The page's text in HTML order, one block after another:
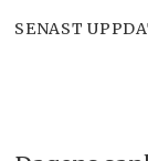
SENAST